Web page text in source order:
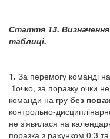
Стаття 13. Визначення
таблиці.
1. За перемогу команді
1очко, за поразку очки
команди на гру без
контрольно-
не з’явилася на
поразка з рахунком 0:3